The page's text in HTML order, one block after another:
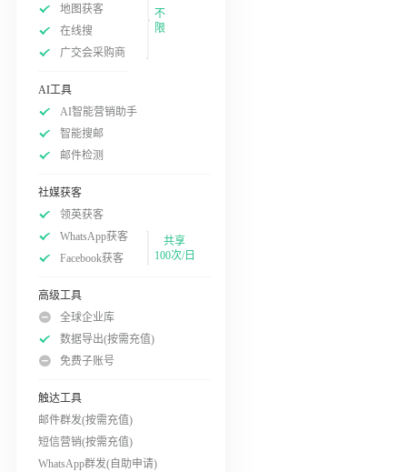
地图获客
在线搜
广交会采购商
不
限
AI工具
AI智能营销助手
智能搜邮
邮件检测
社媒获客
领英获客
WhatsApp获客
Facebook获客
共享
100次/日
高级工具
全球企业库
数据导出(按需充值)
免费子账号
触达工具
邮件群发(按需充值)
短信营销(按需充值)
WhatsApp群发(自助申请)